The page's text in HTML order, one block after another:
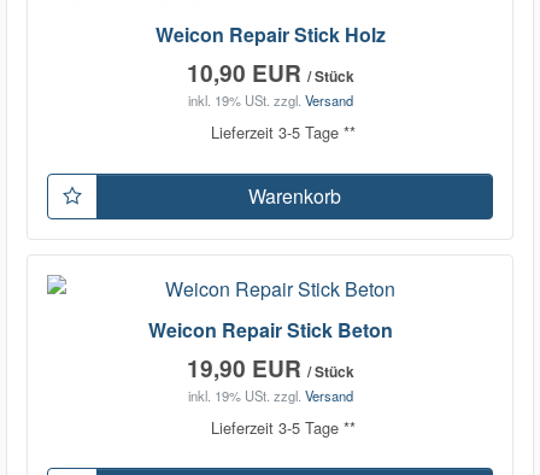
Weicon Repair Stick Holz
10,90 EUR / Stück
inkl. 19% USt. zzgl. Versand
Lieferzeit 3-5 Tage **
Warenkorb
Weicon Repair Stick Beton
19,90 EUR / Stück
inkl. 19% USt. zzgl. Versand
Lieferzeit 3-5 Tage **